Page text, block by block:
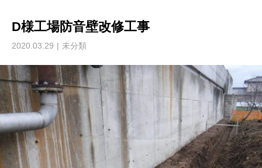
D様工場防音壁改修工事
2020.03.29 未分類